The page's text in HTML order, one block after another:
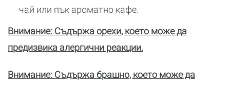
чай или пък ароматно кафе.
Внимание: Съдържа орехи, което може да
предизвика алергични реакции.
Внимание: Съдържа брашно, което може да